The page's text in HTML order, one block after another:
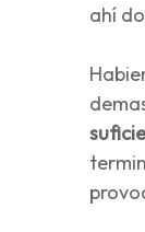
ahí